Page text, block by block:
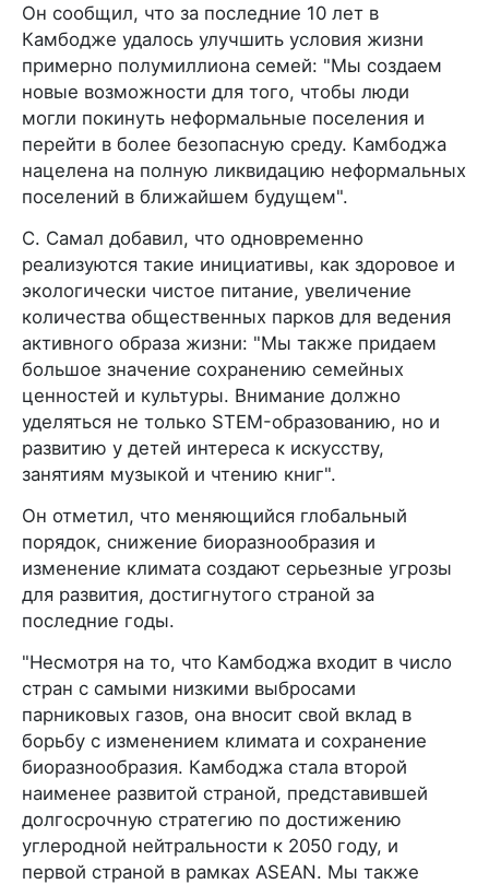
Он сообщил, что за последние 10 лет в
Камбодже удалось улучшить условия жизни
примерно полумиллиона семей: "Мы создаем
новые возможности для того, чтобы люди
могли покинуть неформальные поселения и
перейти в более безопасную среду. Камбоджа
нацелена на полную ликвидацию неформальных
поселений в ближайшем будущем".
С. Самал добавил, что одновременно
реализуются такие инициативы, как здоровое и
экологически чистое питание, увеличение
количества общественных парков для ведения
активного образа жизни: "Мы также придаем
большое значение сохранению семейных
ценностей и культуры. Внимание должно
уделяться не только STEM-образованию, но и
развитию у детей интереса к искусству,
занятиям музыкой и чтению книг".
Он отметил, что меняющийся глобальный
порядок, снижение биоразнообразия и
изменение климата создают серьезные угрозы
для развития, достигнутого страной за
последние годы.
"Несмотря на то, что Камбоджа входит в число
стран с самыми низкими выбросами
парниковых газов, она вносит свой вклад в
борьбу с изменением климата и сохранение
биоразнообразия. Камбоджа стала второй
наименее развитой страной, представившей
долгосрочную стратегию по достижению
углеродной нейтральности к 2050 году, и
первой страной в рамках ASEAN. Мы также